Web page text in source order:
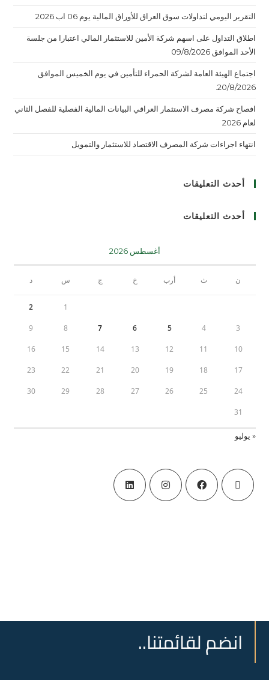
التقرير اليومي لتداولات سوق العراق للأوراق المالية يوم 06 اب 2026
اطلاق التداول على اسهم شركة الأمين للاستثمار المالي اعتبارا من جلسة
الأحد الموافق 09/8/2026
اجتماع الهيئة العامة لشركة الحمراء للتأمين في يوم الخميس الموافق
20/8/2026.
افصاح شركة مصرف الاستثمار العراقي البيانات المالية الفصلية للفصل الثاني
لعام 2026
انتهاء اجراءات شركة المصرف الاقتصاد للاستثمار والتمويل
أحدث التعليقات
أحدث التعليقات
أغسطس 2026
ن ث أرب خ ج س د
1
2
3
4
5
6
7
8
9
10
11
12
13
14
15
16
17
18
19
20
21
22
23
24
25
26
27
28
29
30
31
« يوليو
انضم لقائمتنا..